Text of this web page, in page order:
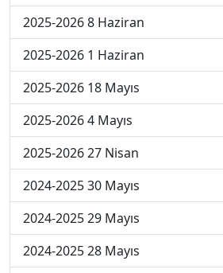
2025-2026 8 Haziran
2025-2026 1 Haziran
2025-2026 18 Mayıs
2025-2026 4 Mayıs
2025-2026 27 Nisan
2024-2025 30 Mayıs
2024-2025 29 Mayıs
2024-2025 28 Mayıs